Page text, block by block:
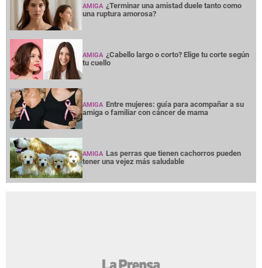
AMIGA ¿Terminar una amistad duele tanto como
una ruptura amorosa?
AMIGA ¿Cabello largo o corto? Elige tu corte según
tu cuello
AMIGA Entre mujeres: guía para acompañar a su
amiga o familiar con cáncer de mama
AMIGA Las perras que tienen cachorros pueden
tener una vejez más saludable